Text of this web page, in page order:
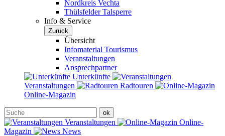
Nordkreis Vechta
Thülsfelder Talsperre
Info & Service
Zurück
Übersicht
Infomaterial Tourismus
Veranstaltungen
Ansprechpartner
Unterkünfte
Veranstaltungen
Radtouren
Online-Magazin
Veranstaltungen
Online-
Magazin
News